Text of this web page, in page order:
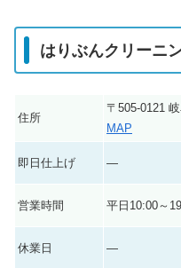
はりぶんクリーニ
住所
〒505-0121
MAP
即日仕上げ ―
営業時間 平日10:00～
休業日 ―